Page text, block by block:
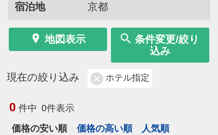
宿泊地
京都
地図表示
条件変更/絞り
込み
現在の絞り込み ホテル指定
0 件中 0件表示
価格の安い順
価格の高い順 人気順